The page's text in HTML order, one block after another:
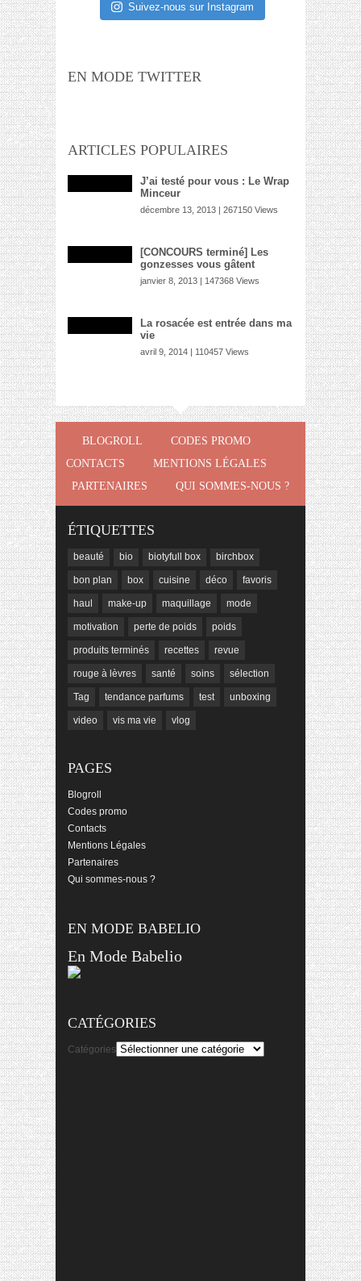
Suivez-nous sur Instagram
EN MODE TWITTER
ARTICLES POPULAIRES
J’ai testé pour vous : Le Wrap
Minceur
décembre 13, 2013 | 267150 Views
[CONCOURS terminé] Les
gonzesses vous gâtent
janvier 8, 2013 | 147368 Views
La rosacée est entrée dans ma
vie
avril 9, 2014 | 110457 Views
BLOGROLL
CODES PROMO
CONTACTS
MENTIONS LÉGALES
PARTENAIRES
QUI SOMMES-NOUS ?
ÉTIQUETTES
beauté bio biotyfull box birchbox
bon plan box cuisine déco favoris
haul make-up maquillage mode
motivation perte de poids poids
produits terminés recettes revue
rouge à lèvres santé soins sélection
Tag tendance parfums test unboxing
video vis ma vie vlog
PAGES
Blogroll
Codes promo
Contacts
Mentions Légales
Partenaires
Qui sommes-nous ?
EN MODE BABELIO
En Mode Babelio
CATÉGORIES
Catégories